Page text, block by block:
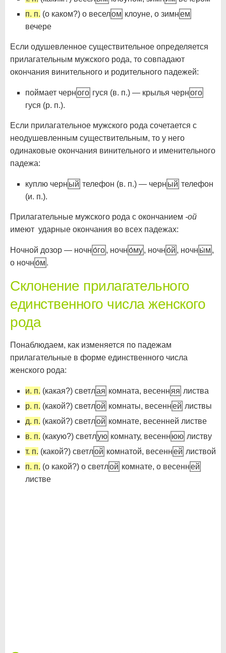
п. п. (о каком?) о веселом клоуне, о зимнем
вечере
Если одушевленное существительное определяется
прилагательным мужского рода, то совпадают
окончания винительного и родительного падежей:
поймает черного гуся (в. п.) — крылья черного
гуся (р. п.).
Если прилагательное мужского рода сочетается с
неодушевленным существительным, то у него
одинаковые окончания винительного и именительного
падежа:
куплю черн ый телефон (в. п.) — черн ый телефон
(и. п.).
Прилагательные мужского рода с окончанием -ой
имеют ударные окончания во всех падежах:
Ночной дозор — ночно́го, ночно́му, ночно́й , ночн ы́м ,
о ночно́м .
Склонение прилагательного
единственного числа женского
рода
Понаблюдаем, как изменяется по падежам
прилагательные в форме единственного числа
женского рода:
и. п. (какая?) светлая комната, весенн яя листва
р. п. (какой?) светлой комнаты, весенней листвы
д. п. (какой?) светлой комнате, весенней листве
в. п. (какую?) светлую комнату, весенн юю листву
т. п. (какой?) светлой комнатой, весенней листвой
п. п. (о какой?) о светлой комнате, о весенней
листве